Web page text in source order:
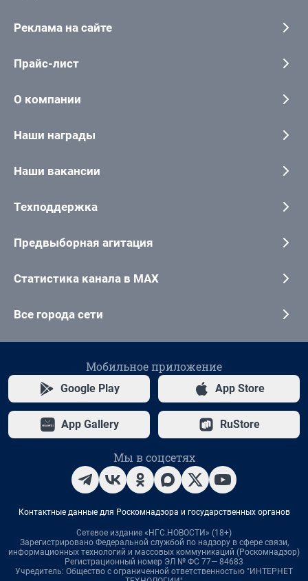
Реклама на сайте
Прайс-лист
О компании
Наши награды
Наши вакансии
Техподдержка
Предвыборная агитация
Статистика канала в MAX
Все города сети
Мобильное приложение
Google Play App Store
App Gallery RuStore
Мы в соцсетях
Контактные данные для Роскомнадзора и государственных органов
Сетевое издание «НГС.НОВОСТИ» (18+)
Зарегистрировано Федеральной службой по надзору в сфере связи,
информационных технологий и массовых коммуникаций (Роскомнадзор)
Регистрационный номер ЭЛ № ФС 77— 84683
Учредитель: Общество с ограниченной ответственностью "ИНТЕРНЕТ